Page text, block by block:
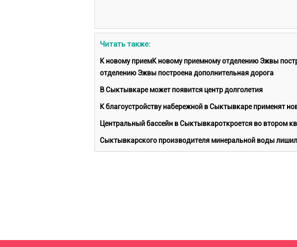
Читать также:
К новому приемК новому приемному отделению Эжвы
отделению Эжвы построена дополнительная дорога
В Сыктывкаре может появится центр долголетия
К благоустройству набережной в Сыктывкаре применят
Центральный бассейн в Сыктывкароткроется во втором
Сыктывкарского производителя минеральной воды